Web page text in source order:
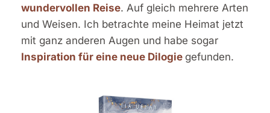
wundervollen Reise. Auf gleich mehrere Arten
und Weisen. Ich betrachte meine Heimat jetzt
mit ganz anderen Augen und habe sogar
Inspiration für eine neue Dilogie gefunden.